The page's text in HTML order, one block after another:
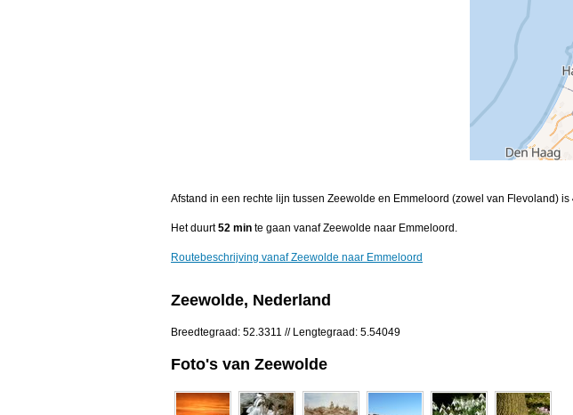
Afstand in een rechte lijn tussen Zeewolde en Emmeloord (zowel van Flevoland) is
Het duurt52 min te gaan vanaf Zeewolde naar Emmeloord.
Routebeschrijving vanaf Zeewolde naar Emmeloord
Zeewolde, Nederland
Breedtegraad: 52.3311 // Lengtegraad: 5.54049
Foto's van Zeewolde